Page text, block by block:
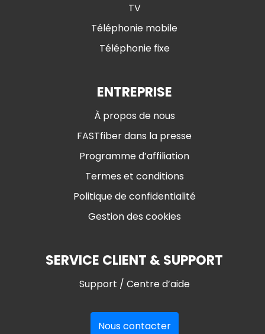
TV
Téléphonie mobile
Téléphonie fixe
ENTREPRISE
À propos de nous
FASTfiber dans la presse
Programme d’affiliation
Termes et conditions
Politique de confidentialité
Gestion des cookies
SERVICE CLIENT & SUPPORT
Support / Centre d’aide
Nous contacter